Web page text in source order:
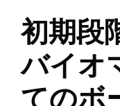
初期段
バイオ